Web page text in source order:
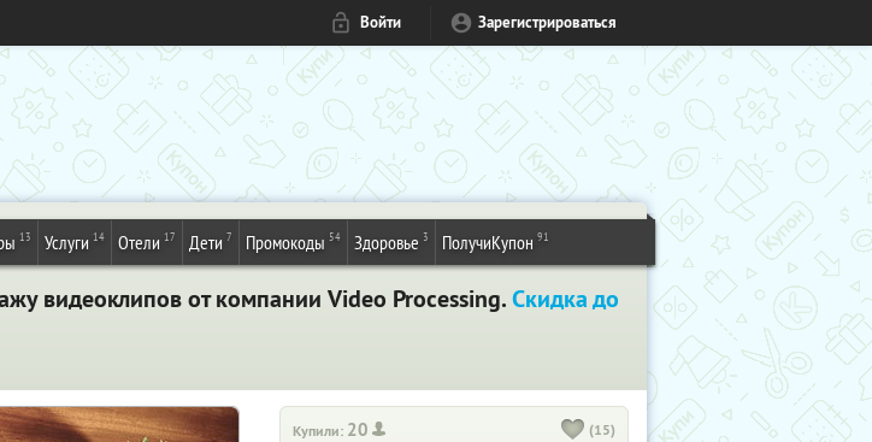
Войти Зарегистрироваться
13 Услуги 14 Отели 17 Дети 7 Промокоды 54 Здоровье 3 ПолучиКупон 91
видеоклипов от компании Video Processing.Скидка до
Купили: 20 (15)